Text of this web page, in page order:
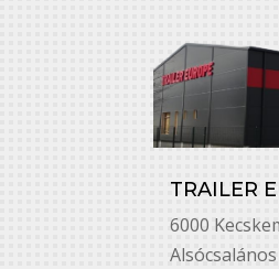
TRAILER
6000